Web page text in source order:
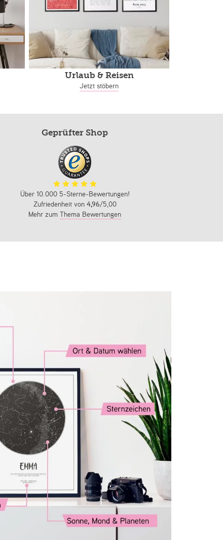
Urlaub & Reisen
Jetzt stöbern
Geprüfter Shop
Über 10.000 5-Sterne-Bewertungen!
Zufriedenheit von 4,96/5,00
Mehr zumThema Bewertungen